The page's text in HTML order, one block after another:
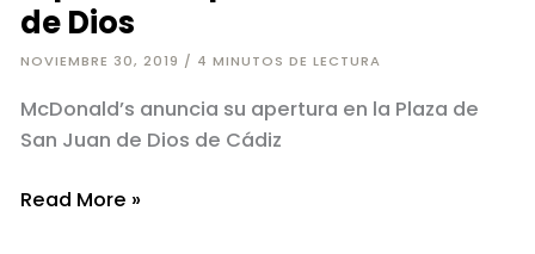
de Dios
NOVIEMBRE 30, 2019 / 4 MINUTOS DE LECTURA
McDonald’s anuncia su apertura en la Plaza de
San Juan de Dios de Cádiz
El
Read More »